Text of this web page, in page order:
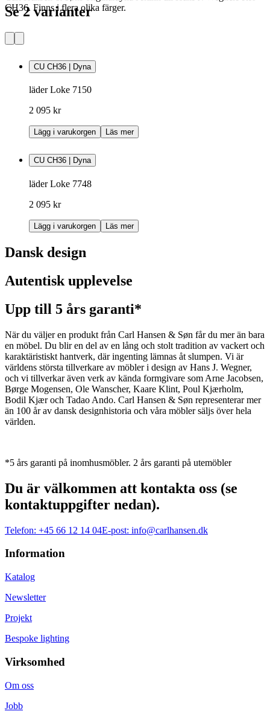
CH36. Finns i flera olika färger.
Se 2 varianter
CU CH36 | Dyna
läder Loke 7150
2 095 kr
Lägg i varukorgen Läs mer
CU CH36 | Dyna
läder Loke 7748
2 095 kr
Lägg i varukorgen Läs mer
Dansk design
Autentisk upplevelse
Upp till 5 års garanti*
När du väljer en produkt från Carl Hansen & Søn får du mer än bara
en möbel. Du blir en del av en lång och stolt tradition av vackert och
karaktäristiskt hantverk, där ingenting lämnas åt slumpen. Vi är
världens största tillverkare av möbler i design av Hans J. Wegner,
och vi tillverkar även verk av kända formgivare som Arne Jacobsen,
Børge Mogensen, Ole Wanscher, Kaare Klint, Poul Kjærholm,
Bodil Kjær och Tadao Ando. Carl Hansen & Søn representerar mer
än 100 år av dansk designhistoria och våra möbler säljs över hela
världen.
*5 års garanti på inomhusmöbler. 2 års garanti på utemöbler
Du är välkommen att kontakta oss (se
kontaktuppgifter nedan).
Telefon: +45 66 12 14 04E-post: info@carlhansen.dk
Information
Katalog
Newsletter
Projekt
Bespoke lighting
Virksomhed
Om oss
Jobb